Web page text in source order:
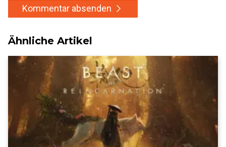
Kommentar absenden
Ähnliche Artikel